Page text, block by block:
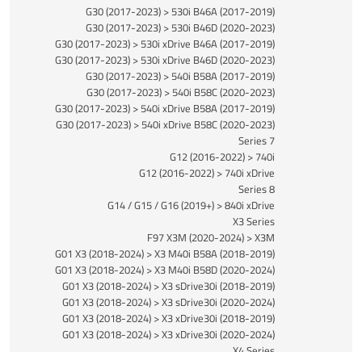
G30 (2017-2023) > 530i B46A (2017-2019)
G30 (2017-2023) > 530i B46D (2020-2023)
G30 (2017-2023) > 530i xDrive B46A (2017-2019)
G30 (2017-2023) > 530i xDrive B46D (2020-2023)
G30 (2017-2023) > 540i B58A (2017-2019)
G30 (2017-2023) > 540i B58C (2020-2023)
G30 (2017-2023) > 540i xDrive B58A (2017-2019)
G30 (2017-2023) > 540i xDrive B58C (2020-2023)
7 Series
G12 (2016-2022) > 740i
G12 (2016-2022) > 740i xDrive
8 Series
G14 / G15 / G16 (2019+) > 840i xDrive
X3 Series
F97 X3M (2020-2024) > X3M
G01 X3 (2018-2024) > X3 M40i B58A (2018-2019)
G01 X3 (2018-2024) > X3 M40i B58D (2020-2024)
G01 X3 (2018-2024) > X3 sDrive30i (2018-2019)
G01 X3 (2018-2024) > X3 sDrive30i (2020-2024)
G01 X3 (2018-2024) > X3 xDrive30i (2018-2019)
G01 X3 (2018-2024) > X3 xDrive30i (2020-2024)